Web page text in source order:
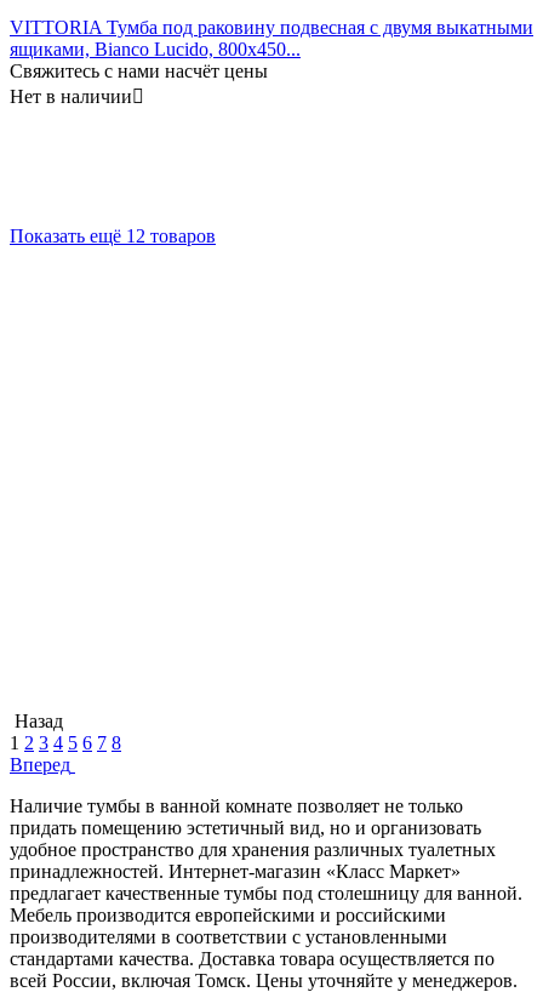
VITTORIA Тумба под раковину подвесная с двумя выкатными
ящиками, Bianco Lucido, 800x450...
Свяжитесь с нами насчёт цены
Нет в наличии
Показать ещё 12 товаров
Назад
1 2 3 4 5 6 7 8
Вперед
Наличие тумбы в ванной комнате позволяет не только
придать помещению эстетичный вид, но и организовать
удобное пространство для хранения различных туалетных
принадлежностей. Интернет-магазин «Класс Маркет»
предлагает качественные тумбы под столешницу для ванной.
Мебель производится европейскими и российскими
производителями в соответствии с установленными
стандартами качества. Доставка товара осуществляется по
всей России, включая Томск. Цены уточняйте у менеджеров.